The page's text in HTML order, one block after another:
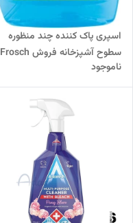
اسپری پاک کننده چند منظوره
سطوح آشپزخانه فروش Frosch
اورجینال
ناموجود